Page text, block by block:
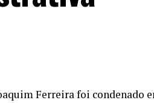
Ferreira foi condenado